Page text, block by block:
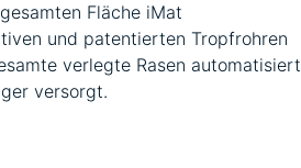
Fläche iMat
und patentierten Tropfrohren
verlegte Rasen automatisiert
versorgt.